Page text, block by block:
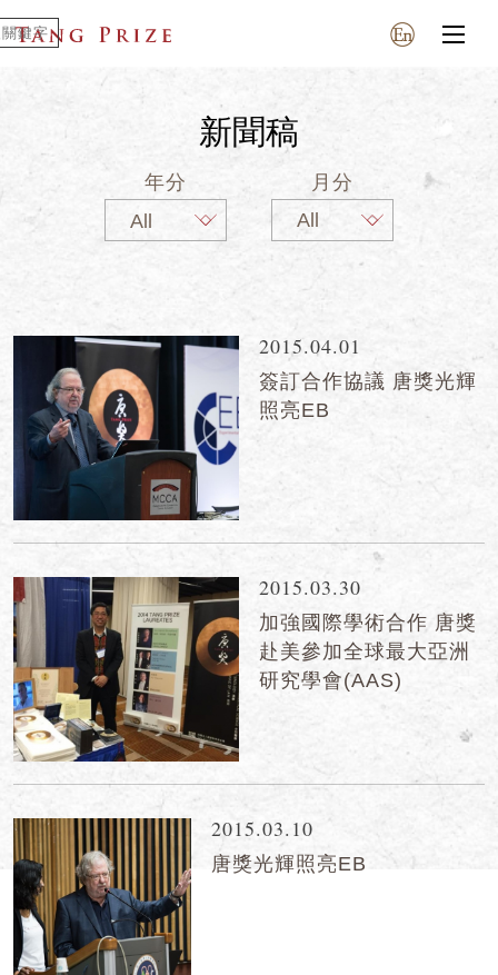
新聞稿
年分 月分
2015.04.01
簽訂合作協議 唐獎光輝
照亮EB
2015.03.30
加強國際學術合作 唐獎
赴美參加全球最大亞洲
研究學會(AAS)
2015.03.10
唐獎光輝照亮EB